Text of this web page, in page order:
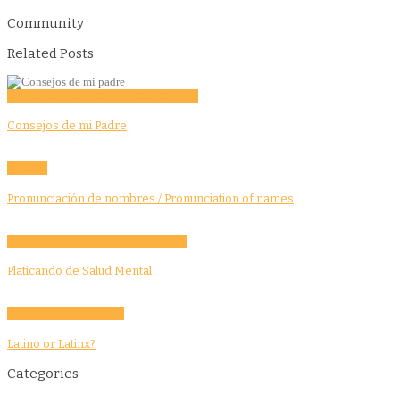
Community
Related Posts
Consejos de mi Padre
Pronunciación de nombres / Pronunciation of names
Platicando de Salud Mental
Latino or Latinx?
Categories